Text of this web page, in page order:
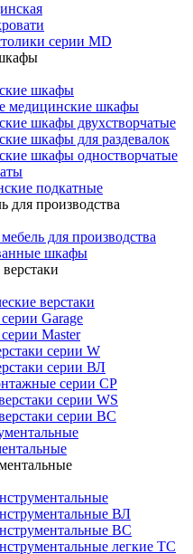
серии MD
шкафы
медицинские шкафы
шкафы двухстворчатые
шкафы для раздевалок
шкафы одностворчатые
подкатные
для производства
для производства
шкафы
верстаки
Garage
Master
серии W
серии ВЛ
серии СР
серии WS
серии ВС
ВЛ
ВС
легкие ТС